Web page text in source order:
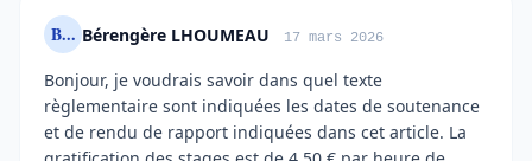
B... Bérengère LHOUMEAU 17 mars 2026
Bonjour, je voudrais savoir dans quel texte
règlementaire sont indiquées les dates de soutenance
et de rendu de rapport indiquées dans cet article. La